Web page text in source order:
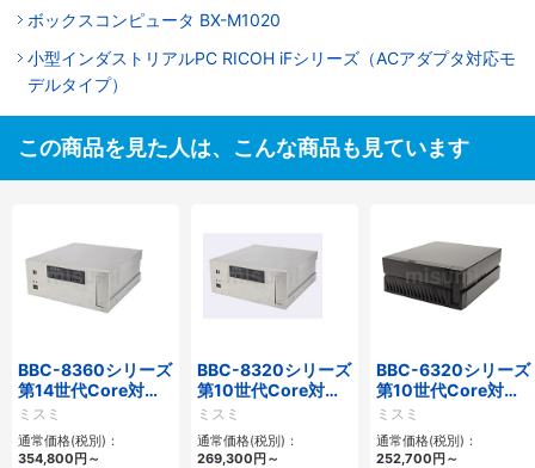
ボックスコンピュータ BX-M1020
小型インダストリアルPC RICOH iFシリーズ（ACアダプタ対応モ
デルタイプ）
この商品を見た人は、こんな商品も見ています
BBC-8360シリーズ
第14世代Core対応
フロアマウント
2PCIe
ミスミ
通常価格(税別)：
354,800円～
BBC-8320シリーズ
第10世代Core対応
小型フロアマウント
FAPC 2PCI・2PCIe
ミスミ
通常価格(税別)：
269,300円～
BBC-6320シリーズ
第10世代Core対応
小型フロアマウント
FAPC 2PCI・2PCIe
ミスミ
通常価格(税別)：
252,700円～